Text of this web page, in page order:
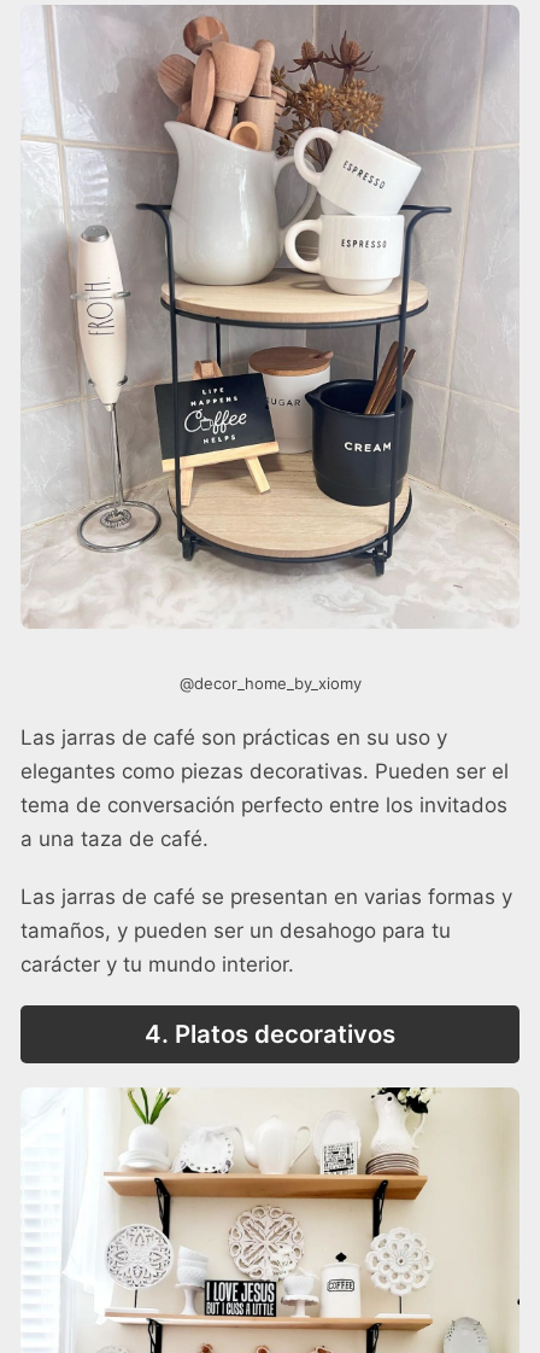
@decor_home_by_xiomy
Las jarras de café son prácticas en su uso y
elegantes como piezas decorativas. Pueden ser el
tema de conversación perfecto entre los invitados
a una taza de café.
Las jarras de café se presentan en varias formas y
tamaños, y pueden ser un desahogo para tu
carácter y tu mundo interior.
4. Platos decorativos